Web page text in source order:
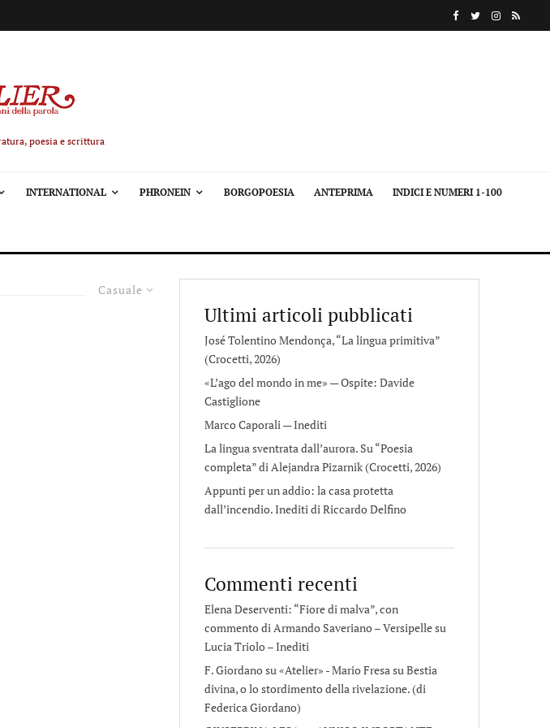
poesia e scrittura
INTERNATIONAL PHRONEIN BORGOPOESIA ANTEPRIMA INDICI E NUMERI 1-100
Casuale
Ultimi articoli pubblicati
José Tolentino Mendonça, “La lingua primitiva”
(Crocetti, 2026)
«L’ago del mondo in me» — Ospite: Davide
Castiglione
Marco Caporali — Inediti
La lingua sventrata dall’aurora. Su “Poesia
completa” di Alejandra Pizarnik (Crocetti, 2026)
Appunti per un addio: la casa protetta
dall’incendio. Inediti di Riccardo Delfino
Commenti recenti
Elena Deserventi: “Fiore di malva”, con
commento di Armando Saveriano – Versipellesu
Lucia Triolo – Inediti
F. Giordano su «Atelier» - Mario FresasuBestia
divina, o lo stordimento della rivelazione. (di
Federica Giordano)